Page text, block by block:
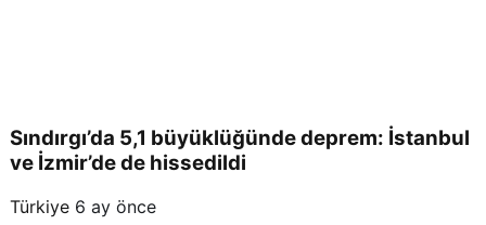
Sındırgı’da 5,1 büyüklüğünde deprem: İstanbul
ve İzmir’de de hissedildi
Türkiye 6 ay önce